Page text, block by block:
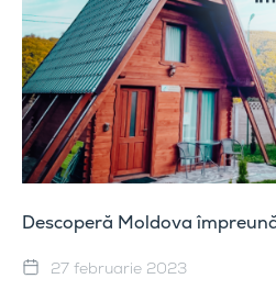
Descoperă Moldova
27 februarie 2023